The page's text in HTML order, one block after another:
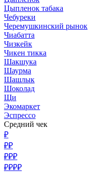
Цыпленок табака
Чебуреки
Черемушкинский рынок
Чиабатта
Чизкейк
Чикен тикка
Шакшука
Шаурма
Шашлык
Шоколад
Щи
Экомаркет
Эспрессо
Средний чек
₽
₽₽
₽₽₽
₽₽₽₽